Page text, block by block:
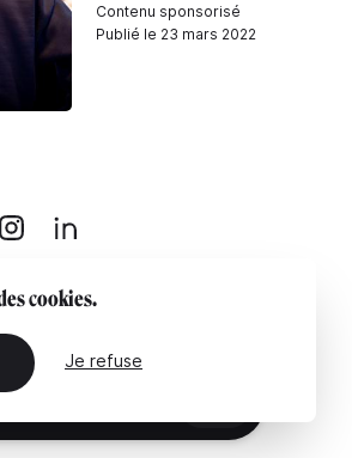
Contenu sponsorisé
Publié le 23 mars 2022
légales Contactez-nous
cookies.
Je refuse